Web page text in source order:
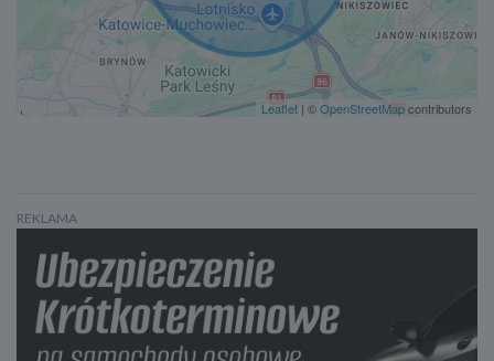
Leaflet | ©OpenStreetMapcontributors
REKLAMA